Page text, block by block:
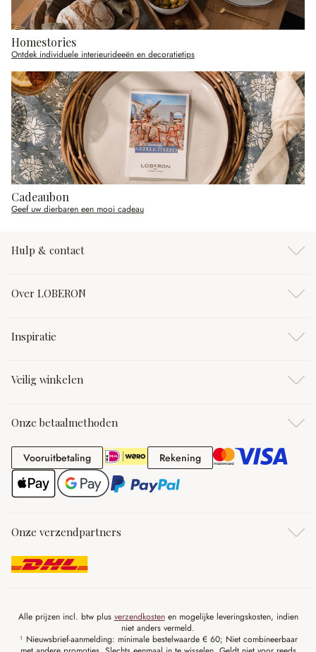
Homestories
Ontdek individuele interieurideeën en decoratietips
Cadeaubon
Geef uw dierbaren een mooi cadeau
Hulp & contact
Over LOBERON
Inspiratie
Veilig winkelen
Onze betaalmethoden
VooruitbetalingVooruitbetaling RekeningRekening
Onze verzendpartners
Alle prijzen incl. btw plus verzendkostenen mogelijke leveringskosten, indien
niet anders vermeld.
¹ Nieuwsbrief-aanmelding: minimale bestelwaarde € 60; Niet combineerbaar